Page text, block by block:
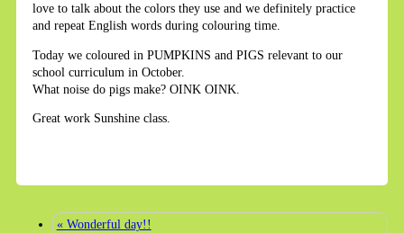
love to talk about the colors they use and we definitely practice
and repeat English words during colouring time.
Today we coloured in PUMPKINS and PIGS relevant to our
school curriculum in October.
What noise do pigs make? OINK OINK.
Great work Sunshine class.
« Wonderful day!!